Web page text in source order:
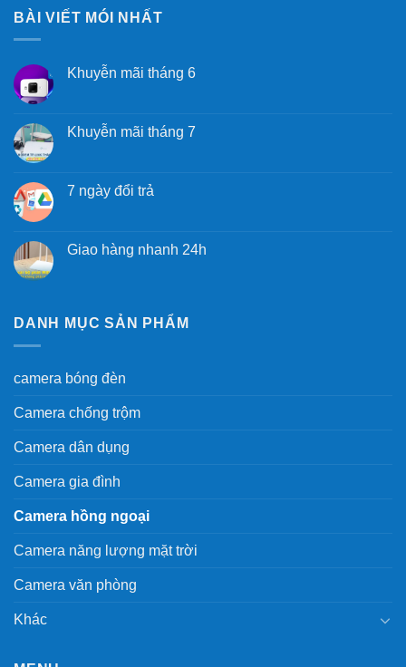
BÀI VIẾT MÓI NHẤT
Khuyễn mãi tháng 6
Khuyễn mãi tháng 7
7 ngày đổi trả
Giao hàng nhanh 24h
DANH MỤC SẢN PHẨM
camera bóng đèn
Camera chống trộm
Camera dân dụng
Camera gia đình
Camera hồng ngoại
Camera năng lượng mặt trời
Camera văn phòng
Khác